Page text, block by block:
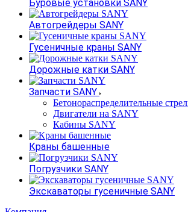
Буровые установки SANY
Автогрейдеры SANY
Гусеничные краны SANY
Дорожные катки SANY
Запчасти SANY
Бетонораспределительные
Двигатели на SANY
Кабины SANY
Краны башенные
Погрузчики SANY
Экскаваторы гусеничные SANY